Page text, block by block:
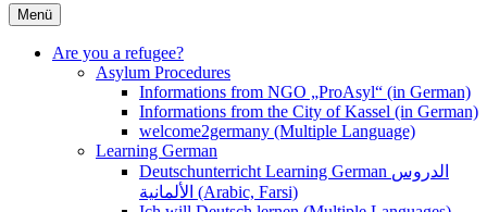
Menü Zum
Inhalt
springen
Are you a refugee?
Asylum Procedures
Informations from NGO „ProAsyl“ (in German)
Informations from the City of Kassel (in German)
welcome2germany (Multiple Language)
Learning German
Deutschunterricht Learning German الدروس
الألمانية (Arabic, Farsi)